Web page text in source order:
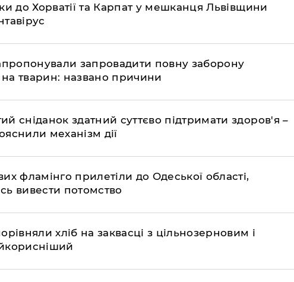
до Хорватії та Карпат у мешканця Львівщини
запровадити повну заборону
тварин: названо причини
сніданок здатний суттєво підтримати здоров'я –
механізм дії
фламінго прилетіли до Одеської області,
вивести потомство
хліб на заквасці з цільнозерновим і